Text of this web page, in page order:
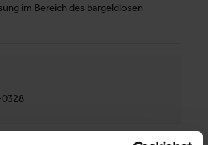
im Bereich des bargeldlosen